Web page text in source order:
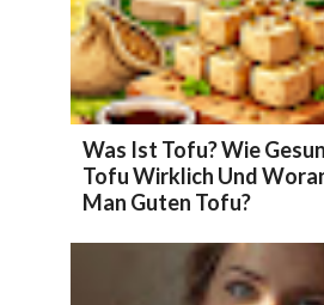
Was Ist Tofu? Wie
Tofu Wirklich Und
Man Guten Tofu?